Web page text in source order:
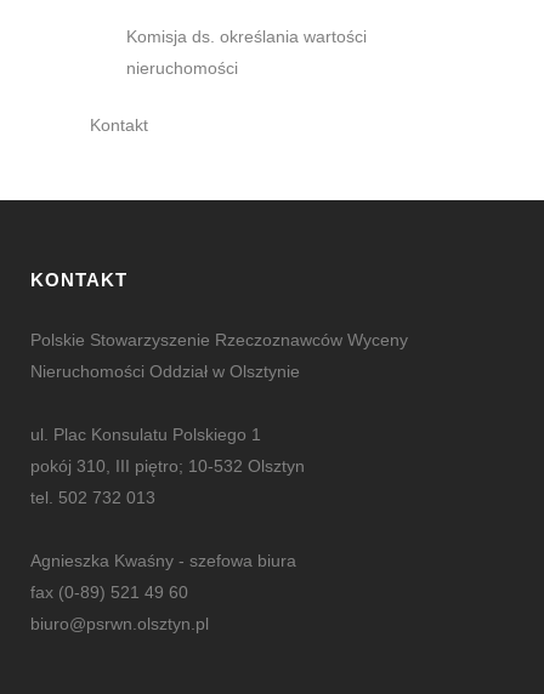
Komisja ds. określania wartości
nieruchomości
Kontakt
KONTAKT
Polskie Stowarzyszenie Rzeczoznawców Wyceny
Nieruchomości Oddział w Olsztynie
ul. Plac Konsulatu Polskiego 1
pokój 310, III piętro; 10-532 Olsztyn
tel. 502 732 013
Agnieszka Kwaśny - szefowa biura
fax (0-89) 521 49 60
biuro@psrwn.olsztyn.pl